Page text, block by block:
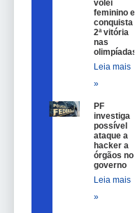
vôlei
feminino e
conquista
2ª vitória
nas
olimpíadas
Leia mais
»
PF
investiga
possível
ataque a
hacker a
órgãos no
governo
Leia mais
»